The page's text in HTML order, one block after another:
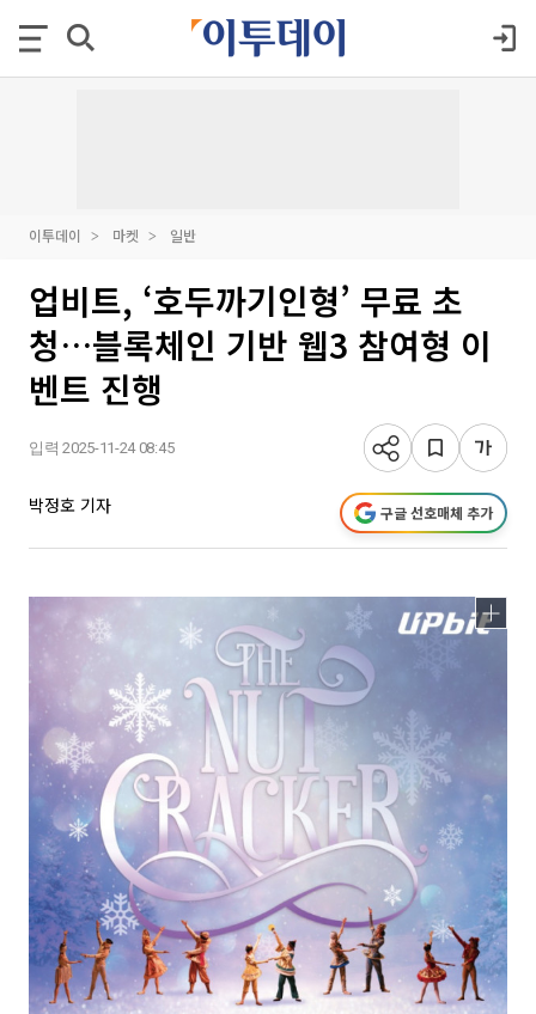
이투데이 마켓 일반
업비트, ‘호두까기인형’ 무료 초
청…블록체인 기반 웹3 참여형 이
벤트 진행
입력 2025-11-24 08:45
박정호 기자 구글 선호매체 추가